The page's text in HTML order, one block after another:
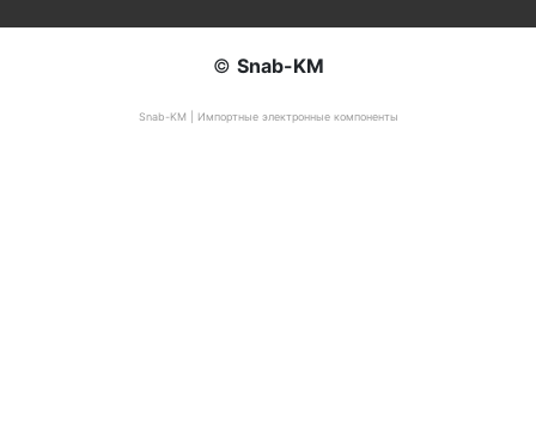
© Snab-KM
Snab-KM | Импортные электронные компоненты